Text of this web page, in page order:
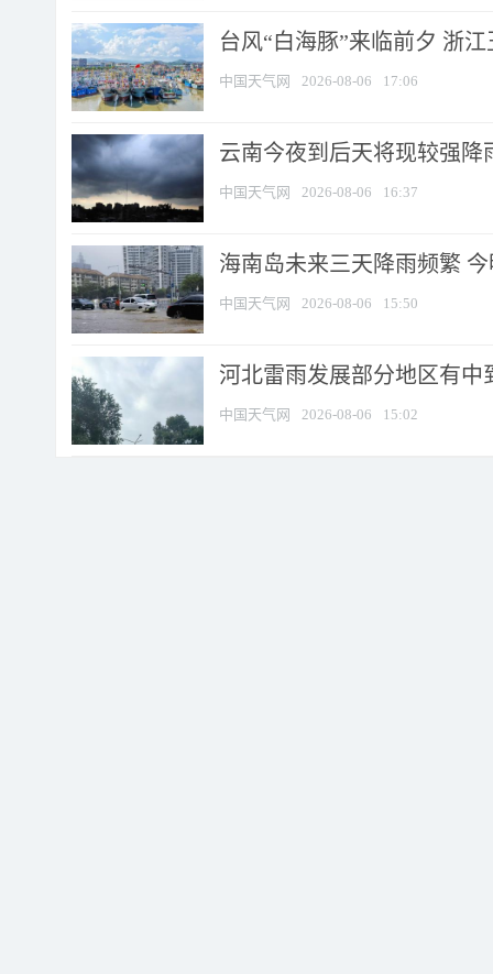
台风“白海豚”来临前夕 浙
中国天气网 2026-08-06 17:06
云南今夜到后天将现较强降
中国天气网 2026-08-06 16:37
海南岛未来三天降雨频繁
中国天气网 2026-08-06 15:50
河北雷雨发展部分地区有中
中国天气网 2026-08-06 15:02